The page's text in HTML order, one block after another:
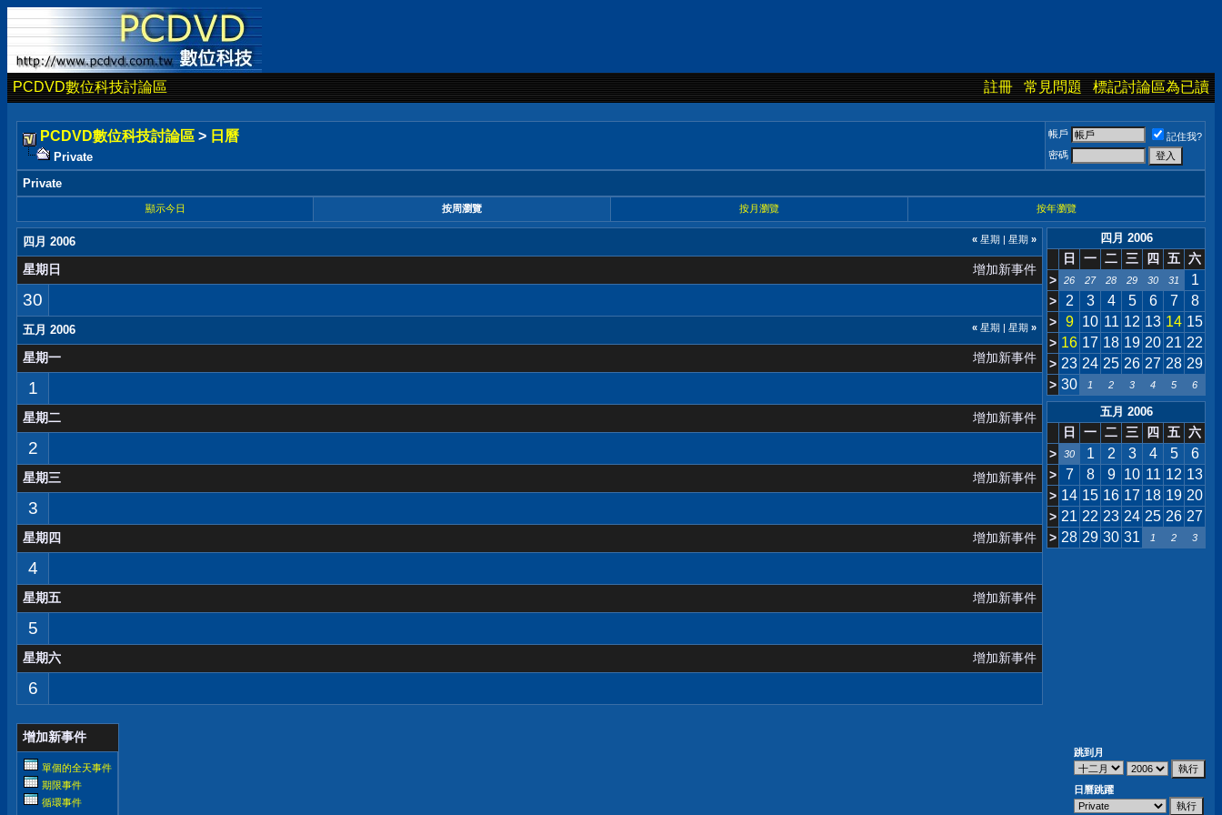
PCDVD數位科技討論區 註冊 常見問題 標記討論區為已讀
PCDVD數位科技討論區 > 日曆
Private
帳戶
記住我?
密碼
Private
顯示今日 按周瀏覽 按月瀏覽 按年瀏覽
« 星期 | 星期 »
四月 2006
增加新事件
星期日
30
« 星期 | 星期 »
五月 2006
增加新事件
星期一
1
增加新事件
星期二
2
增加新事件
星期三
3
增加新事件
星期四
4
增加新事件
星期五
5
增加新事件
星期六
6
四月 2006
日 一 二 三 四 五 六
>
26 27 28 29 30 31 1
> 2 3 4 5 6 7 8
> 9 10 11 12 13 14 15
> 16 17 18 19 20 21 22
> 23 24 25 26 27 28 29
> 30 1 2 3 4 5 6
五月 2006
日 一 二 三 四 五 六
>
30 1 2 3 4 5 6
> 7 8 9 10 11 12 13
> 14 15 16 17 18 19 20
> 21 22 23 24 25 26 27
> 28 29 30 31 1 2 3
增加新事件
單個的全天事件
期限事件
循環事件
跳到月
日曆跳躍